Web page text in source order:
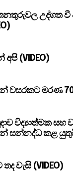
උද්ගත වී
(VIDEO)
වසරකට මරණ
විද්‍යාත්මක සහ
කළ යුතුයි
වැසි (VIDEO)